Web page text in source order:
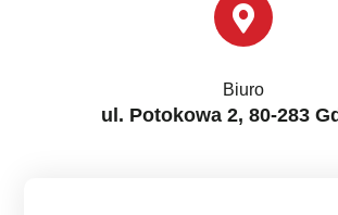
Biuro
ul. Potokowa 2, 80-283